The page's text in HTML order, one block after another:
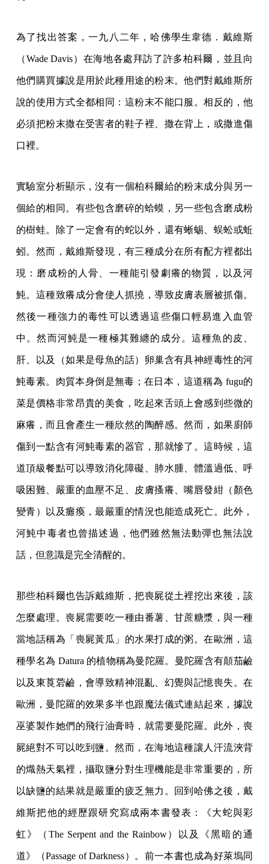
為了找出答案，一九八二年，哈佛學生韋德．戴維斯
（Wade Davis）在海地各處拜訪了許多柏科爾，並且向
他們購買據說是用於此種用途的粉末。他們對戴維斯所
說的使用方式全都相同：這粉末不能口服。相反的，他
必須把粉末撒在受害者的鞋子裡、撒在背上，或撒進傷
口裡。
實驗室分析顯示，沒有一個柏科爾給的粉末成分與另一
個給的相同。有些包含磨碎的蛤蟆，另一些包含磨成粉
的樹蛙。除了一定會有的蛇以外，還有蜥蜴、蜈蚣或蚯
蚓。然而，戴維斯發現，有三種成分在所有配方裡都出
現：磨成粉的人骨、一種能引發劇癢的物質，以及河
魨。這種致癢成分會使人抓撓，導致皮膚表層被抓傷。
然後一種強力的毒性可以透過這些傷口輕易進入血管
中。然而河魨是一種極其難纏的成分。這種魚的皮、
肝、以及（如果是母魚的話）卵巢含有具神經毒性的河
魨毒素。肉質本身倒是無毒；在日本，這道稱為 fugu的
菜是價格非常昂貴的美食，吃起來舌頭上會感到些微的
麻癢，而且會產生一種欣然的陶醉感。然而，如果廚師
傷到一點含有河魨毒素的器官，那就慘了。這時候，這
道頂級餐點可以導致消化障礙、肺水腫、體溫過低、呼
吸困難、嚴重的血壓不足、皮膚搔癢、嘴唇發紺（顏色
變青）以及癱瘓，最嚴重的情況也能造成死亡。此外，
河魨中毒者也曾描述過，他們雖然無法動彈也無法說
話，但意識是完全清醒的。
那些柏科爾也告訴戴維斯，把喪屍從土裡挖出來後，該
怎麼處理。喪屍需要吃一種由番薯、甘蔗糖漿，與一種
當地話稱為「喪屍黃瓜」的水果打成的粥。在歐洲，這
種學名為 Datura 的植物稱為曼陀羅。曼陀羅含有顛茄鹼
以及東莨菪鹼，會導致精神混亂、幻覺與記憶喪失。在
歐洲，曼陀羅的效果多半也跟魔法儀式連結起來，據說
巫婆製作她們的飛行油膏時，就需要曼陀羅。此外，喪
屍絕對不可以吃到鹽。然而，在海地這種讓人汗流浹背
的熾熱天氣裡，攝取鹽分對生理機能是非常重要的，所
以缺鹽的結果就是嚴重的疲乏無力。回到哈佛之後，戴
維斯把他的經歷跟研究寫成兩本書發表：《大蛇與彩
虹》（The Serpent and the Rainbow）以及《黑暗的通
道》（Passage of Darkness）。前一本書也成為好萊塢同